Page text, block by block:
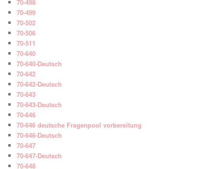
70-498
70-499
70-502
70-506
70-511
70-640
70-640-Deutsch
70-642
70-642-Deutsch
70-643
70-643-Deutsch
70-646
70-646 deutsche Fragenpool vorbereitung
70-646-Deutsch
70-647
70-647-Deutsch
70-648